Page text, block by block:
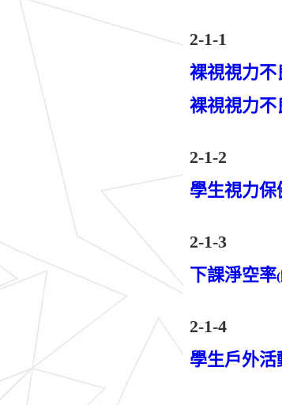
2-1-1
裸視視力不
裸視視力不
2-1-2
學生視力
2-1-3
下課淨空率
2-1-4
學生戶外活